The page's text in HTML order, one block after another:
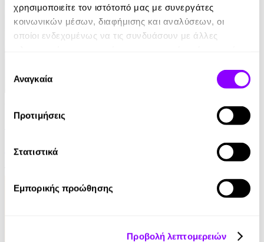
χρησιμοποιείτε τον ιστότοπό μας με συνεργάτες
κοινωνικών μέσων, διαφήμισης και αναλύσεων, οι
οποίοι ενδεχομένως να τις συνδυάσουν με άλλες
των υπηρεσιών τους.
συγκατάθεσης
Αναγκαία
Προτιμήσεις
Στατιστικά
Εμπορικής προώθησης
Προβολή λεπτομερειών
Ο Τελευταίος των Μοϊκανών
James Fenimore Cooper